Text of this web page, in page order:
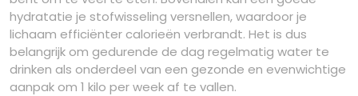
hydratatie je stofwisseling versnellen, waardoor je
lichaam efficiënter calorieën verbrandt. Het is dus
belangrijk om gedurende de dag regelmatig water te
drinken als onderdeel van een gezonde en evenwichtige
aanpak om 1 kilo per week af te vallen.